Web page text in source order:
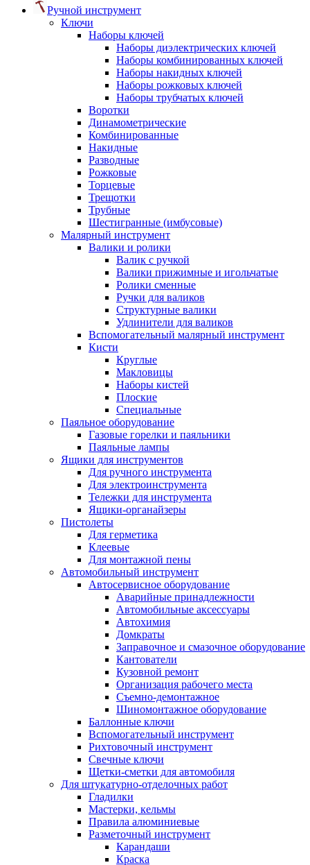
Ручной инструмент
Ключи
Наборы ключей
Наборы диэлектрических ключей
Наборы комбинированных ключей
Наборы накидных ключей
Наборы рожковых ключей
Наборы трубчатых ключей
Воротки
Динамометрические
Комбинированные
Накидные
Разводные
Рожковые
Торцевые
Трещотки
Трубные
Шестигранные (имбусовые)
Малярный инструмент
Валики и ролики
Валик с ручкой
Валики прижимные и игольчатые
Ролики сменные
Ручки для валиков
Структурные валики
Удлинители для валиков
Вспомогательный малярный инструмент
Кисти
Круглые
Макловицы
Наборы кистей
Плоские
Специальные
Паяльное оборудование
Газовые горелки и паяльники
Паяльные лампы
Ящики для инструментов
Для ручного инструмента
Для электроинструмента
Тележки для инструмента
Ящики-органайзеры
Пистолеты
Для герметика
Клеевые
Для монтажной пены
Автомобильный инструмент
Автосервисное оборудование
Аварийные принадлежности
Автомобильные аксессуары
Автохимия
Домкраты
Заправочное и смазочное оборудование
Кантователи
Кузовной ремонт
Организация рабочего места
Съемно-демонтажное
Шиномонтажное оборудование
Баллонные ключи
Вспомогательный инструмент
Рихтовочный инструмент
Свечные ключи
Щетки-сметки для автомобиля
Для штукатурно-отделочных работ
Гладилки
Мастерки, кельмы
Правила алюминиевые
Разметочный инструмент
Карандаши
Краска